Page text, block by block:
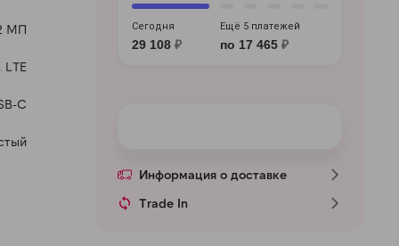
МП
LTE
C
Сегодня
29 108 ₽
Ещё 5 платежей
по 17 465 ₽
Информация о доставке
Trade In